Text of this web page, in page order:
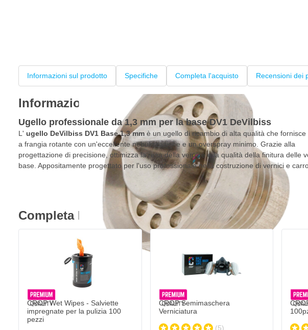
Informazioni sul prodotto Specifiche Completa l'acquisto Recensioni dei
Informazioni sul prodotto
Ugello professionale da 1,3 mm per la base DV1 DeVilbiss
L' ugello DeVilbiss DV1 Base 1,3 mm è un ugello di ricambio di alta qualità che fornisce
a frangia rotante con un'eccellente nebulizzazione e un overspray minimo. Grazie alla
progettazione di precisione, ottimizza la resa della vernice e la qualità della finitura delle
base. Appositamente progettato per l'uso professionale nella costruzione di vernici e
Completa l'acquisto
CROP Wet Wipes - Salviette
impregnate per la pulizia 100
pezzi
CROP Semimaschera
Verniciatura
(5)